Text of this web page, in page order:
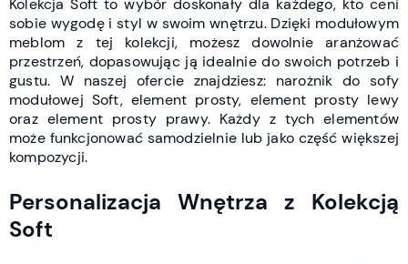
Kolekcja Soft to wybór doskonały dla każdego, kto ceni
sobie wygodę i styl w swoim wnętrzu. Dzięki modułowym
meblom z tej kolekcji, możesz dowolnie aranżować
przestrzeń, dopasowując ją idealnie do swoich potrzeb i
gustu. W naszej ofercie znajdziesz: narożnik do sofy
modułowej Soft, element prosty, element prosty lewy
oraz element prosty prawy. Każdy z tych elementów
może funkcjonować samodzielnie lub jako część większej
kompozycji.
Personalizacja Wnętrza z Kolekcją
Soft